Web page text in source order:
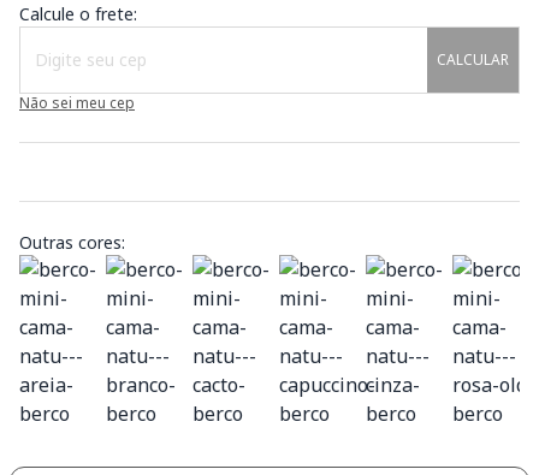
Calcule o frete:
CALCULAR
Não sei meu cep
Outras cores: